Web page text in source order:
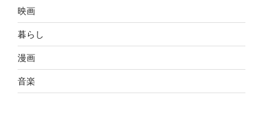
映画
暮らし
漫画
音楽